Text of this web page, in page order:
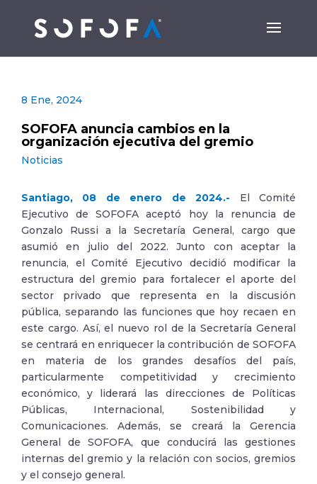
8 Ene, 2024
SOFOFA anuncia cambios en la
organización ejecutiva del gremio
Noticias
Santiago, 08 de enero de 2024.- El Comité
Ejecutivo de SOFOFA aceptó hoy la renuncia de
Gonzalo Russi a la Secretaría General, cargo que
asumió en julio del 2022. Junto con aceptar la
renuncia, el Comité Ejecutivo decidió modificar la
estructura del gremio para fortalecer el aporte del
sector privado que representa en la discusión
pública, separando las funciones que hoy recaen en
este cargo. Así, el nuevo rol de la Secretaría General
se centrará en enriquecer la contribución de SOFOFA
en materia de los grandes desafíos del país,
particularmente competitividad y crecimiento
económico, y liderará las direcciones de Políticas
Públicas, Internacional, Sostenibilidad y
Comunicaciones. Además, se creará la Gerencia
General de SOFOFA, que conducirá las gestiones
internas del gremio y la relación con socios, gremios
y el consejo general.